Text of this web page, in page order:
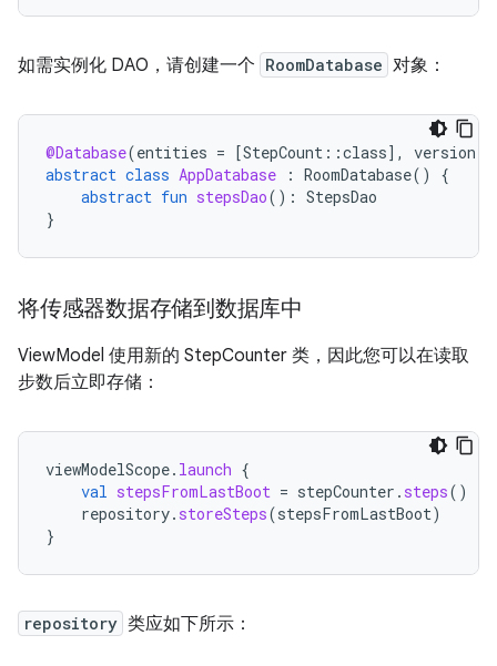
如需实例化 DAO，请创建一个 RoomDatabase 对象：
@Database(entities = [StepCount ::class] , version
abstract class AppDatabase : RoomDatabase()
{
abstract fun stepsDao(): StepsDao
}
将传感器数据存储到数据库中
ViewModel 使用新的 StepCounter 类，因此您可以在读取
步数后立即存储：
viewModelScope. launch {
val stepsFromLastBoot = stepCounter . steps()
repository. storeSteps(stepsFromLastBoot)
}
repository 类应如下所示：